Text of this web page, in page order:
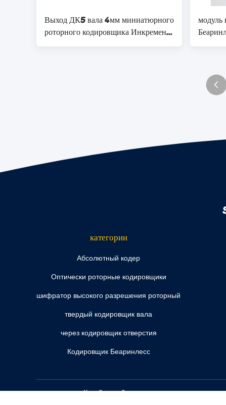
Выход ДК5 вала 4мм миниатюрного
роторного кодировщика Инкременал
2500 Ппр твердый
категории
Абсолютный кодер
Оптически роторные кодировщики
шифратор высокого разрешения роторный
твердый кодировщик вала
через кодировщик отверстия
Кодировщик Беаринлесс
Китай серый кодировщик кода поставщик.